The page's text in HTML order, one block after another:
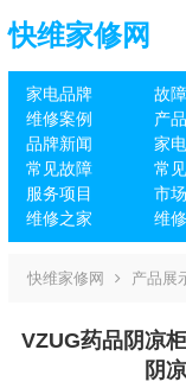
快维家修网
家电品牌 故
维修案例
产
品牌新闻
家
常见故障
常
服务项目
市
维修之家
维
快维家修网 产品展
VZUG药品阴凉
阴